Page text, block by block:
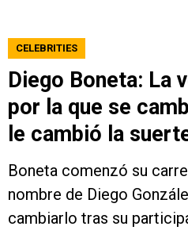
CELEBRITIES
Diego Boneta: La
por la que se
le cambió la
Boneta comenzó su
nombre de Diego
cambiarlo tras su